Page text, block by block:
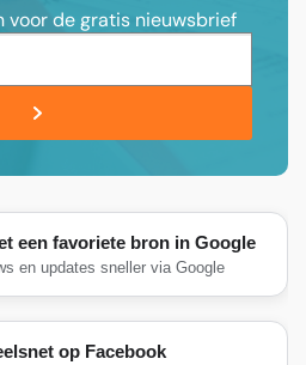
voor de gratis nieuwsbrief
een favoriete bron in Google
en updates sneller via Google
op Facebook